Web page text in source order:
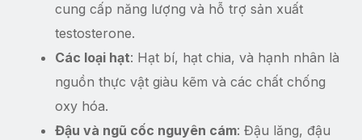
cung cấp năng lượng và hỗ trợ sản xuất
testosterone.
Các loại hạt: Hạt bí, hạt chia, và hạnh nhân là
nguồn thực vật giàu kẽm và các chất chống
oxy hóa.
Đậu và ngũ cốc nguyên cám: Đậu lăng, đậu